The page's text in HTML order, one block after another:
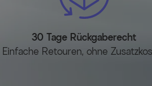
30 Tage Rückgaberecht
Einfache Retouren, ohne